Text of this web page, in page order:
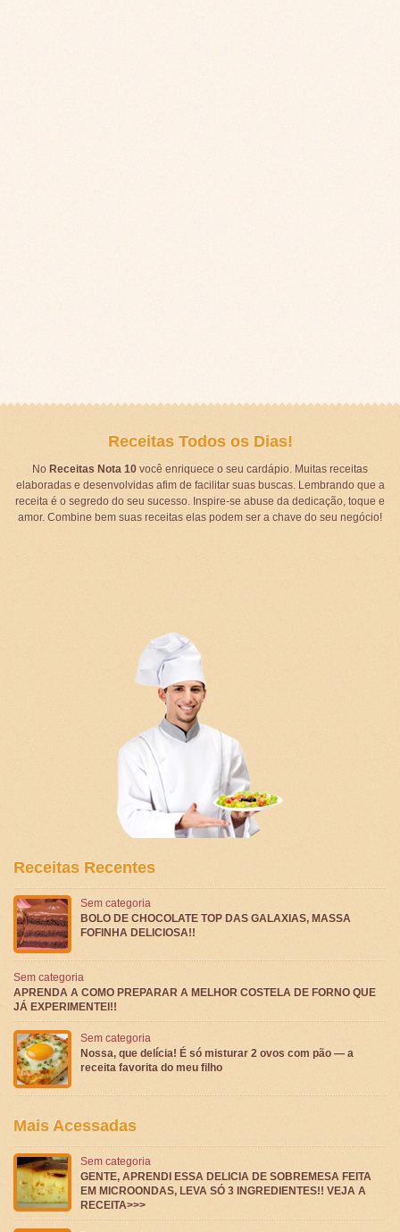
Receitas Todos os Dias!
No Receitas Nota 10você enriquece o seu cardápio. Muitas receitas
elaboradas e desenvolvidas afim de facilitar suas buscas. Lembrando que a
receita é o segredo do seu sucesso. Inspire-se abuse da dedicação, toque e
amor. Combine bem suas receitas elas podem ser a chave do seu negócio!
Receitas Recentes
Sem categoria
BOLO DE CHOCOLATE TOP DAS GALAXIAS, MASSA
FOFINHA DELICIOSA!!
Sem categoria
APRENDA A COMO PREPARAR A MELHOR COSTELA DE FORNO QUE
JÁ EXPERIMENTEI!!
Sem categoria
Nossa, que delícia! É só misturar 2 ovos com pão — a
receita favorita do meu filho
Mais Acessadas
Sem categoria
GENTE, APRENDI ESSA DELICIA DE SOBREMESA FEITA
EM MICROONDAS, LEVA SÓ 3 INGREDIENTES!! VEJA A
RECEITA>>>